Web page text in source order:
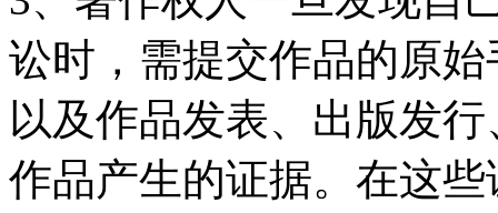
讼时，需提交作品的原
以及作品发表、出版发
作品产生的证据。在这